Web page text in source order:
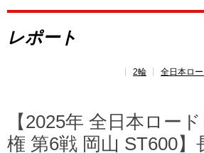
レポート
速報
ポイントランキング
レポート
2輪
全日本ロ
【2025年 全日本ロー
権 第6戦 岡山 ST600】